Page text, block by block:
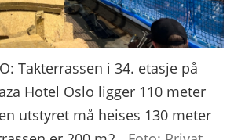
Takterrassen i 34. etasje på
Hotel Oslo ligger 110 meter
utstyret må heises 130 meter